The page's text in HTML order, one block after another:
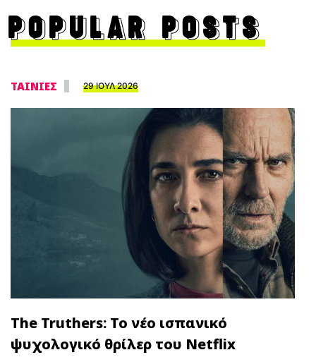
POPULAR POSTS
ΤΑΙΝΙΕΣ 29 ΙΟΥΛ 2026
The Truthers: Το νέο ισπανικό
ψυχολογικό θρίλερ του Netflix